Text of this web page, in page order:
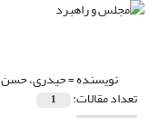
نویسنده =حیدری، حسن
تعداد مقالات: 1